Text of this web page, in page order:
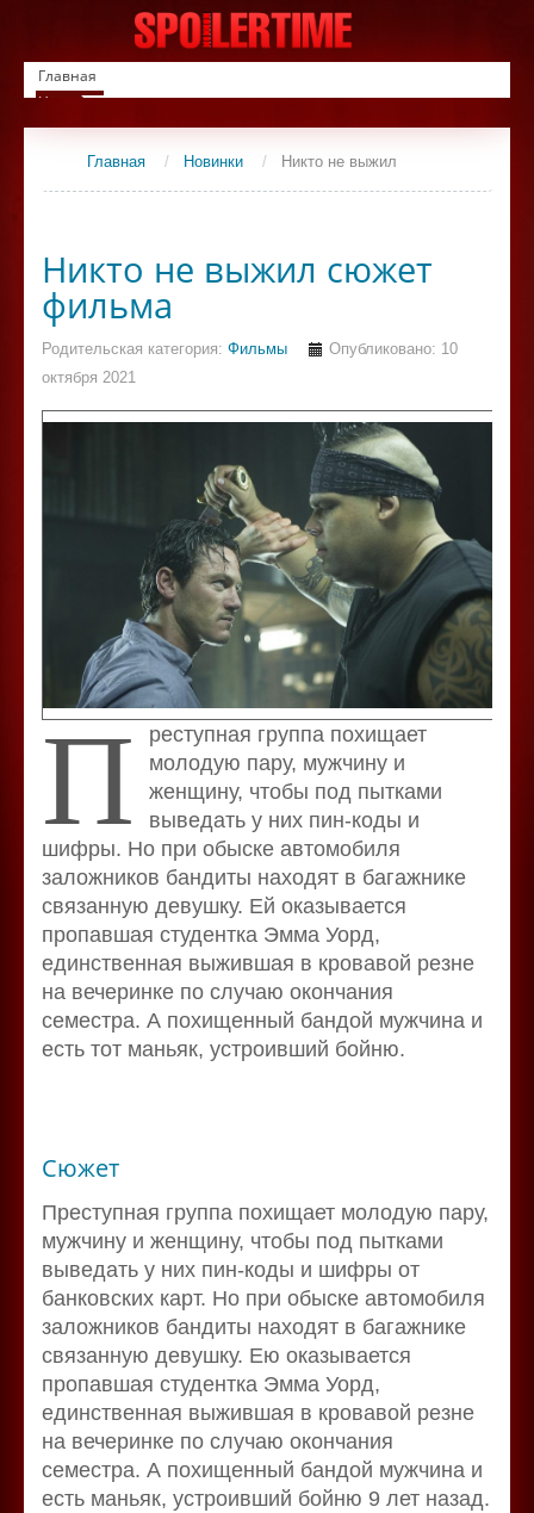
Главная
Новинки
Список фильмов
СериалыГлавная / Новинки / Никто не выжил
Никто не выжил сюжет
фильма
Родительская категория: Фильмы
Опубликовано: 10
октября 2021
П
реступная группа похищает
молодую пару, мужчину и
женщину, чтобы под пытками
выведать у них пин-коды и
шифры. Но при обыске автомобиля
заложников бандиты находят в багажнике
связанную девушку. Ей оказывается
пропавшая студентка Эмма Уорд,
единственная выжившая в кровавой резне
на вечеринке по случаю окончания
семестра. А похищенный бандой мужчина и
есть тот маньяк, устроивший бойню.
Сюжет
Преступная группа похищает молодую пару,
мужчину и женщину, чтобы под пытками
выведать у них пин-коды и шифры от
банковских карт. Но при обыске автомобиля
заложников бандиты находят в багажнике
связанную девушку. Ею оказывается
пропавшая студентка Эмма Уорд,
единственная выжившая в кровавой резне
на вечеринке по случаю окончания
семестра. А похищенный бандой мужчина и
есть маньяк, устроивший бойню 9 лет назад.